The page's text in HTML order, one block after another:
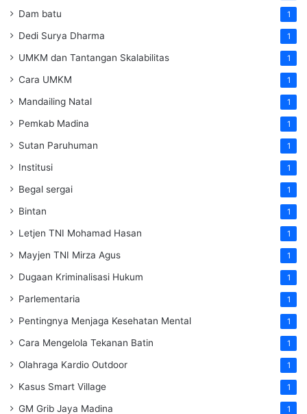
Dam batu 1
Dedi Surya Dharma 1
UMKM dan Tantangan Skalabilitas 1
Cara UMKM 1
Mandailing Natal 1
Pemkab Madina 1
Sutan Paruhuman 1
Institusi 1
Begal sergai 1
Bintan 1
Letjen TNI Mohamad Hasan 1
Mayjen TNI Mirza Agus 1
Dugaan Kriminalisasi Hukum 1
Parlementaria 1
Pentingnya Menjaga Kesehatan Mental 1
Cara Mengelola Tekanan Batin 1
Olahraga Kardio Outdoor 1
Kasus Smart Village 1
GM Grib Jaya Madina 1